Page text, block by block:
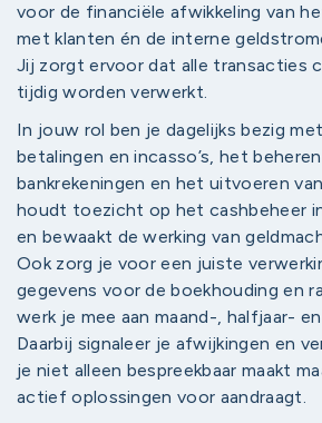
voor de financiële afwikkeling van
met klanten én de interne
Jij zorgt ervoor dat alle transacties
tijdig worden verwerkt.
In jouw rol ben je dagelijks bezig
betalingen en incasso’s, het
bankrekeningen en het uitvoeren
houdt toezicht op het cashbeheer
en bewaakt de werking van
Ook zorg je voor een juiste
gegevens voor de boekhouding en
werk je mee aan maand-, halfjaar-
Daarbij signaleer je afwijkingen en
je niet alleen bespreekbaar maakt
actief oplossingen voor aandraagt.